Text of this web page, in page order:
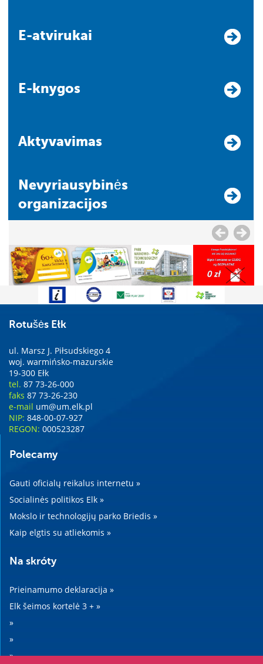
E-atvirukai
E-knygos
Aktyvavimas
Nevyriausybinės
organizacijos
Rotušės Ełk
ul. Marsz J. Piłsudskiego 4
woj. warmińsko-mazurskie
19-300 Ełk
tel. 87 73-26-000
faks 87 73-26-230
e-mail um@um.elk.pl
NIP: 848-00-07-927
REGON: 000523287
Polecamy
Gauti oficialų reikalus internetu »
Socialinės politikos Elk »
Mokslo ir technologijų parko Briedis »
Kaip elgtis su atliekomis »
Na skróty
Prieinamumo deklaracija »
Elk šeimos kortelė 3 + »
»
»
»